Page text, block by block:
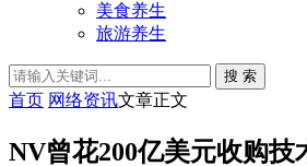
美食养生
旅游养生
搜 索
首页 网络资讯文章正文
NV曾花200亿美元收购